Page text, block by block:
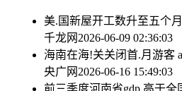
美.国新屋开工数升至五个
千龙网 2026-06-09 02:36:03
海南在海!关关闭首.月游客
央广网 2026-06-16 15:49:03